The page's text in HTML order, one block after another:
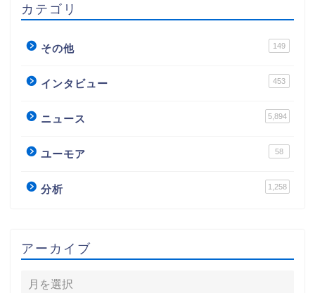
カテゴリ
その他 149
インタビュー 453
ニュース 5,894
ユーモア 58
分析 1,258
アーカイブ